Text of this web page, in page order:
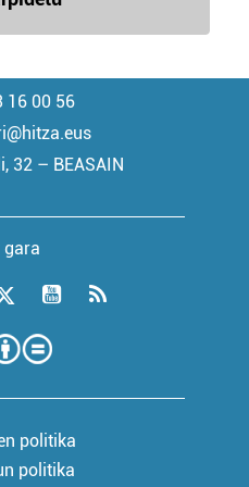
16 00 56
32 – BEASAIN
gara
politika
politika